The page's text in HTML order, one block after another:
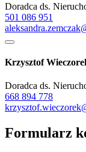
Doradca ds.
501 086 951
Krzysztof
Doradca ds.
668 894 778
Formularz